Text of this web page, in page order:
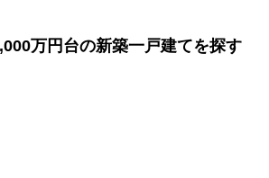
万円台の新築一戸建てを探す